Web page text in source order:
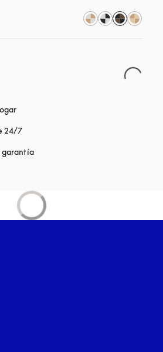
24/7
garantíaapertura en una pestaña nueva